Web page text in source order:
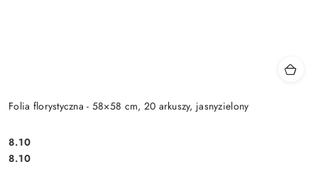
Folia florystyczna - 58×58 cm, 20 arkuszy, jasnyzielony
Cena:
8.10
Cena:
8.10